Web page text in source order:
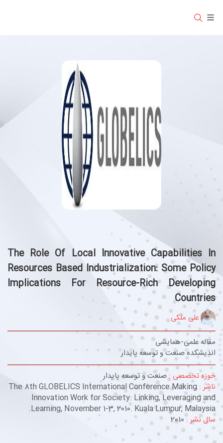
The Role Of Local Innovative Capabilities In
Resources Based Industrialization: Some Policy
Implications For Resource-Rich Developing
Countries
علی ملکی
مقاله علمی-همایشی
اندیشکده صنعت و توسعه پایدار
حوزه تخصصی :صنعت و توسعه پایدار
ناشر : The 8th GLOBELICS International Conference Making
Innovation Work for Society: Linking, Leveraging and
Learning, November 1-3, 2010. Kuala Lumpur, Malaysia.
سال نشر :2010